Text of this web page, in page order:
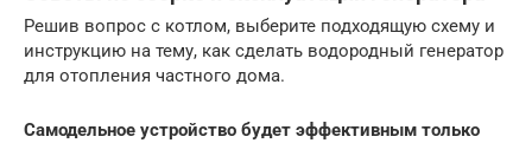
Решив вопрос с котлом, выберите подходящую схему и
инструкцию на тему, как сделать водородный генератор
для отопления частного дома.
Самодельное устройство будет эффективным только